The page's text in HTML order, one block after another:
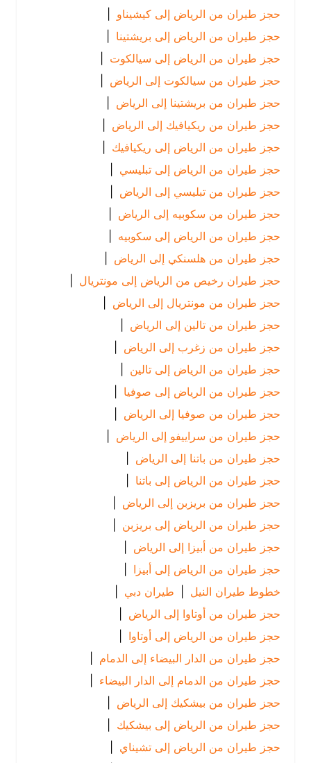
حجز طيران من الرياض إلى كيشيناو |
حجز طيران من الرياض إلى بريشتينا |
حجز طيران من الرياض إلى سيالكوت |
حجز طيران من سيالكوت إلى الرياض
|
حجز طيران من بريشتينا إلى الرياض
|
حجز طيران من ريكيافيك إلى الرياض
|
حجز طيران من الرياض إلى ريكيافيك |
حجز طيران من الرياض إلى تبليسي |
حجز طيران من تبليسي إلى الرياض
|
حجز طيران من سكوبيه إلى الرياض
|
حجز طيران من الرياض إلى سكوبيه |
حجز طيران من هلسنكي إلى الرياض
|
حجز طيران رخيص من الرياض إلى مونتريال |
حجز طيران من مونتريال إلى الرياض
|
حجز طيران من تالين إلى الرياض
|
حجز طيران من زغرب إلى الرياض
|
حجز طيران من الرياض إلى تالين
|
حجز طيران من الرياض إلى صوفيا
|
حجز طيران من صوفيا إلى الرياض
|
حجز طيران من سراييفو إلى الرياض
|
حجز طيران من باتنا إلى الرياض
|
حجز طيران من الرياض إلى باتنا |
حجز طيران من بريزبن إلى الرياض
|
حجز طيران من الرياض إلى بريزبن |
حجز طيران من أبيزا إلى الرياض
|
حجز طيران من الرياض إلى أبيزا
خطوط طيران النيل | طيران دبي |
حجز طيران من أوتاوا إلى الرياض
|
حجز طيران من الرياض إلى أوتاوا |
حجز طيران من الدار البيضاء إلى الدمام
|
حجز طيران من الدمام إلى الدار البيضاء |
حجز طيران من بيشكيك إلى الرياض
|
حجز طيران من الرياض إلى بيشكيك |
حجز طيران من الرياض إلى تشيناي |